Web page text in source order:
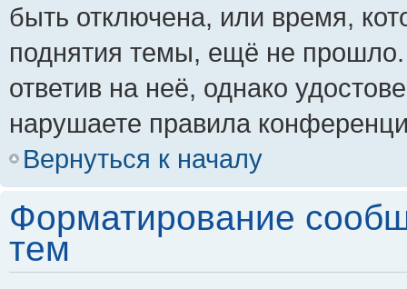
быть отключена, или время,
поднятия темы, ещё не
ответив на неё, однако
нарушаете правила
Вернуться к началу
Форматирование
тем